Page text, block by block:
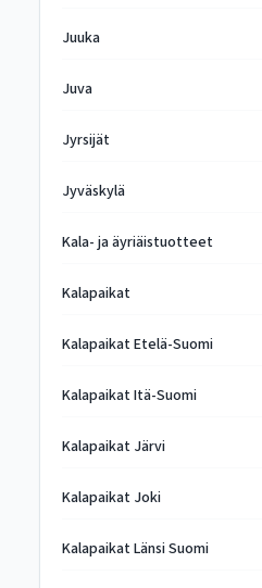
Juuka
Juva
Jyrsijät
Jyväskylä
Kala- ja äyriäistuotteet
Kalapaikat
Kalapaikat Etelä-Suomi
Kalapaikat Itä-Suomi
Kalapaikat Järvi
Kalapaikat Joki
Kalapaikat Länsi Suomi